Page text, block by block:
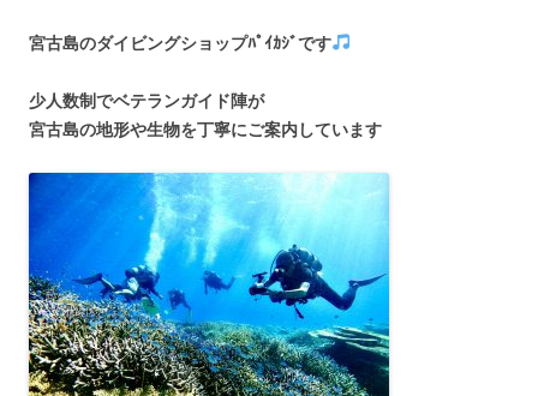
宮古島のダイビングショップﾊﾟｲｶｼﾞです
少人数制でベテランガイド陣が
宮古島の地形や生物を丁寧にご案内しています